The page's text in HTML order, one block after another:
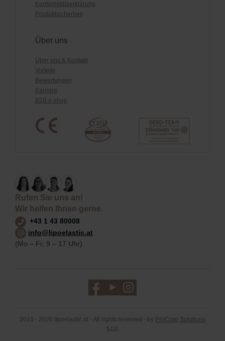
Konformitätserklärung
Produktsicherheit
Über uns
Über uns & Kontakt
Vorteile
Bewertungen
Karriere
B2B e-shop
Rufen Sie uns an!
Wir helfen Ihnen gerne.
+43 1 43 80008
info@lipoelastic.at
(Mo – Fr, 9 – 17 Uhr)
2015 - 2026 lipoelastic.at - All rights reserved - by ProCorp Solutions
s.r.o.